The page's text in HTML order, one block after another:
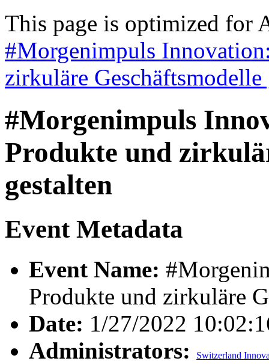
This page is optimized for
#Morgenimpuls
zirkuläre Geschäftsmodelle
#Morgenimpuls
Produkte und
gestalten
Event Metadata
Event Name:
Produkte und zirkuläre
Date: 1/27/2022
Administrators:
Switzerland